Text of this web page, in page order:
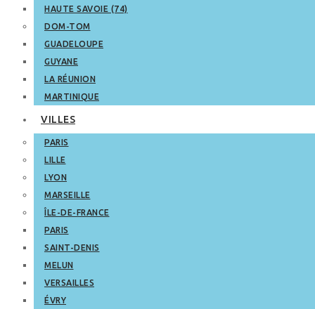
HAUTE SAVOIE (74)
DOM-TOM
GUADELOUPE
GUYANE
LA RÉUNION
MARTINIQUE
VILLES
PARIS
LILLE
LYON
MARSEILLE
ÎLE-DE-FRANCE
PARIS
SAINT-DENIS
MELUN
VERSAILLES
ÉVRY